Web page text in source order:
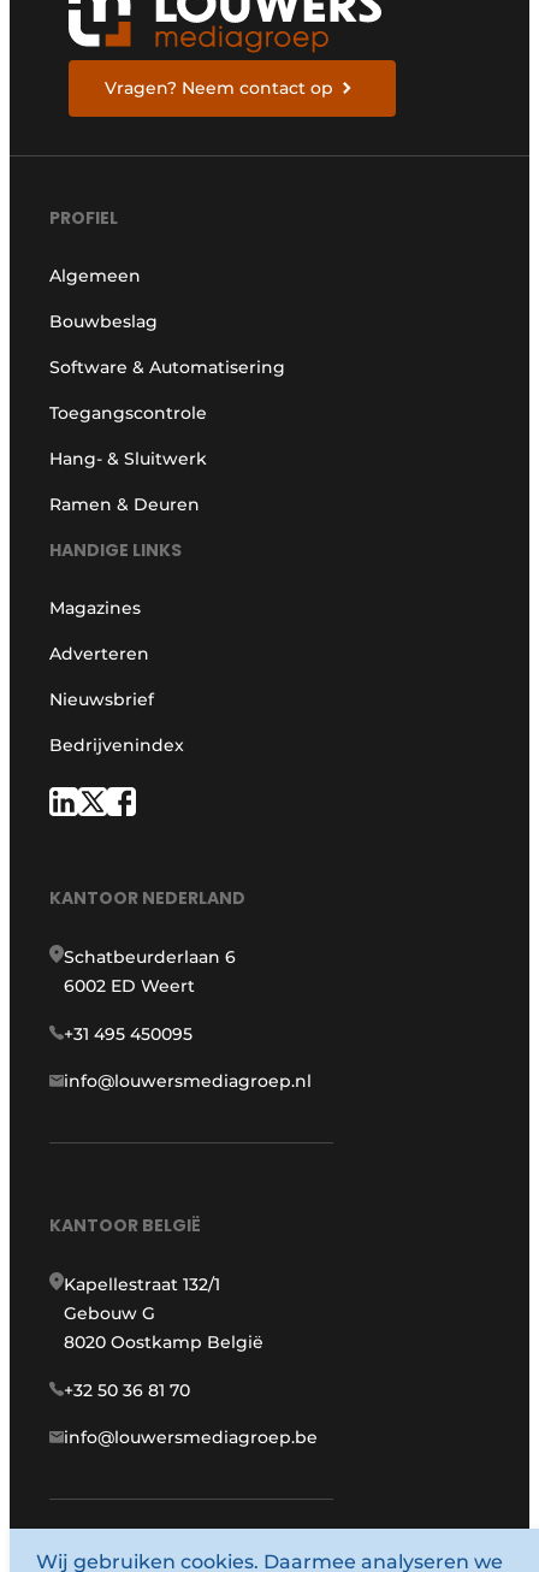
Vragen? Neem contact op
PROFIEL
Algemeen
Bouwbeslag
Software & Automatisering
Toegangscontrole
Hang- & Sluitwerk
Ramen & Deuren
HANDIGE LINKS
Magazines
Adverteren
Nieuwsbrief
Bedrijvenindex
KANTOOR NEDERLAND
Schatbeurderlaan 6
6002 ED Weert
+31 495 450095
info@louwersmediagroep.nl
KANTOOR BELGIË
Kapellestraat 132/1
Gebouw G
8020 Oostkamp België
+32 50 36 81 70
info@louwersmediagroep.be
www.louwersmediagroep.com
Wij gebruiken cookies. Daarmee analyseren we